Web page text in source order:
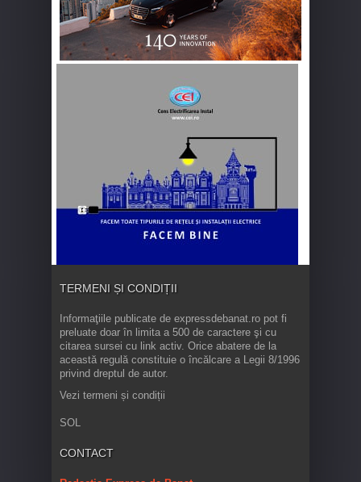
TERMENI ȘI CONDIȚII
Informaţiile publicate de expressdebanat.ro pot fi
preluate doar în limita a 500 de caractere şi cu
citarea sursei cu link activ. Orice abatere de la
această regulă constituie o încălcare a Legii 8/1996
privind dreptul de autor.
Vezi termeni și condiții
SOL
CONTACT